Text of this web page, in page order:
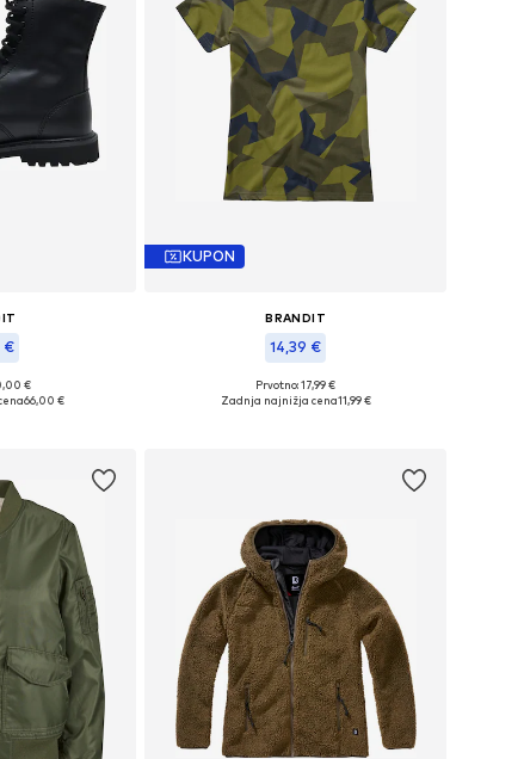
€
40
€
66,00 €
KUPON
BRANDIT
14,39 €
+1
Razpoložljive velikosti: L
Prvotno: 17,99 €
Zadnja najnižja cena11,99 €